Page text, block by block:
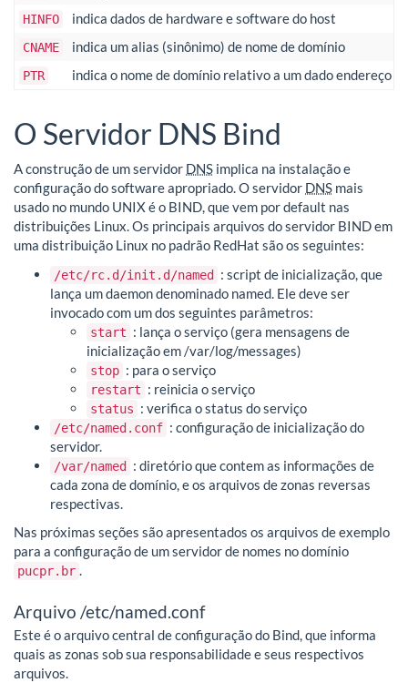
HINFO indica dados de hardware e software do host
CNAME indica um alias (sinônimo) de nome de domínio
PTR indica o nome de domínio relativo a um dado endereço
O Servidor DNS Bind
A construção de um servidor DNS implica na instalação e
configuração do software apropriado. O servidor DNS mais
usado no mundo UNIX é o BIND, que vem por default nas
distribuições Linux. Os principais arquivos do servidor BIND em
uma distribuição Linux no padrão RedHat são os seguintes:
/etc/rc.d/init.d/named
: script de inicialização, que
lança um daemon denominado named. Ele deve ser
invocado com um dos seguintes parâmetros:
start : lança o serviço (gera mensagens de
inicialização em /var/log/messages)
stop : para o serviço
restart : reinicia o serviço
status : verifica o status do serviço
/etc/named.conf : configuração de inicialização do
servidor.
/var/named
: diretório que contem as informações de
cada zona de domínio, e os arquivos de zonas reversas
respectivas.
Nas próximas seções são apresentados os arquivos de exemplo
para a configuração de um servidor de nomes no domínio
pucpr.br .
Arquivo /etc/named.conf
Este é o arquivo central de configuração do Bind, que informa
quais as zonas sob sua responsabilidade e seus respectivos
arquivos.